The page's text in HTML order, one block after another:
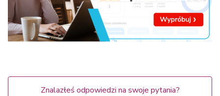
Znalazłeś odpowiedzi na swoje pytania?